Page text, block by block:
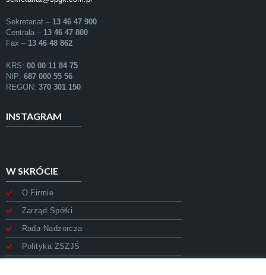
Sekretariat – 13 46 47 900
Centrala – 13 46 47 800
Fax – 13 46 48 862
KRS: 00 00 11 84 75
NIP: 687 000 55 56
REGON: 370 301 150
INSTAGRAM
W SKRÓCIE
O Firmie
Zarząd Spółki
Rada Nadzorcza
Polityka ZSZJŚ